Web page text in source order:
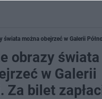
świata można obejrzeć w Galerii
obrazy świata
w Galerii
Za bilet